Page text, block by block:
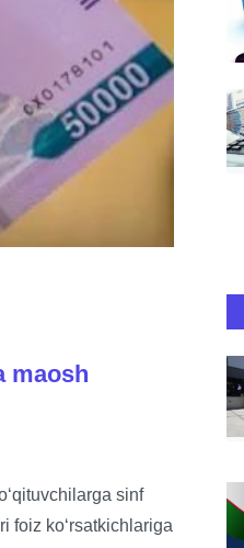
maosh
sinf
foiz ko‘rsatkichlariga